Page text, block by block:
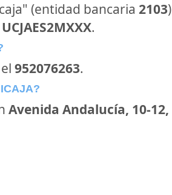
(entidad bancaria 2103)
UCJAES2MXXX.
952076263.
Avenida Andalucía, 10-12,